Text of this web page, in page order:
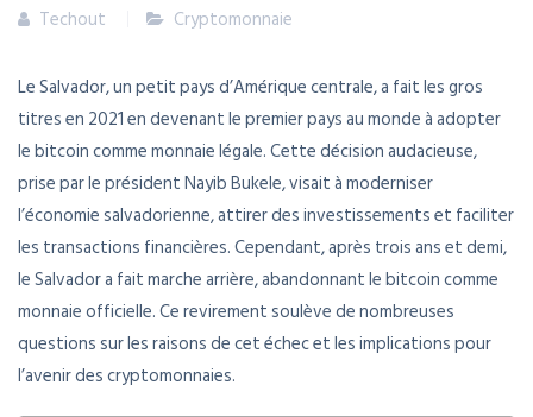
Techout Cryptomonnaie
Le Salvador, un petit pays d’Amérique centrale, a fait les gros
titres en 2021 en devenant le premier pays au monde à adopter
le bitcoin comme monnaie légale. Cette décision audacieuse,
prise par le président Nayib Bukele, visait à moderniser
l’économie salvadorienne, attirer des investissements et faciliter
les transactions financières. Cependant, après trois ans et demi,
le Salvador a fait marche arrière, abandonnant le bitcoin comme
monnaie officielle. Ce revirement soulève de nombreuses
questions sur les raisons de cet échec et les implications pour
l’avenir des cryptomonnaies.